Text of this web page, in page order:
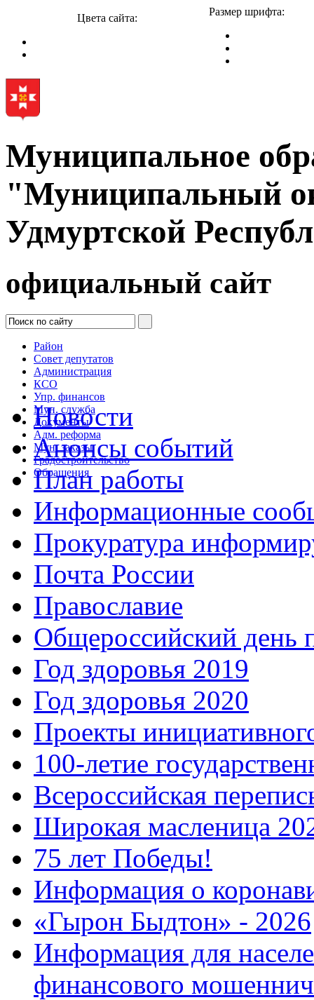
Цвета сайта:
Размер шрифта:
Муниципальное
"Муниципальный
Удмуртской
официальный сайт
Район
Совет депутатов
Администрация
КСО
Упр. финансов
Мун. служба
Документы
Адм. реформа
Мун. заказы
Градостроительство
Обращения
Новости
Анонсы событий
План работы
Информационные
Прокуратура
Почта России
Православие
Общероссийский день
Год здоровья 2019
Год здоровья 2020
Проекты
100-летие
Всероссийская
Широкая масленица
75 лет Победы!
Информация о
«Гырон Быдтон» - 2026
Информация для
финансового